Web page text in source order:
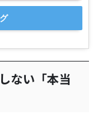
ない「本当